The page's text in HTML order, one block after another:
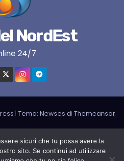
NordEst
24/7
| Tema: Newses di Themeansar.
Il mio account
sicuri che tu possa avere la
sito. Se continui ad utilizzare